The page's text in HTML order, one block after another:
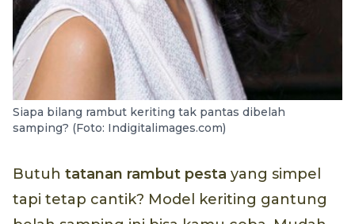
Siapa bilang rambut keriting tak pantas dibelah
samping? (Foto: Indigitalimages.com)
Butuh tatanan rambut pesta yang simpel
tapi tetap cantik? Model keriting gantung